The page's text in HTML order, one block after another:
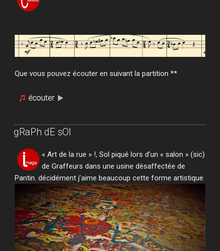
Que vous pouvez écouter en suivant la partition **
gRaPh dE sOl
« Art de la rue » !, Sol piqué lors d’un « salon » (sic)
de Graffeurs dans une usine désaffectée de
Pantin. décidément j’aime beaucoup cette forme artistique